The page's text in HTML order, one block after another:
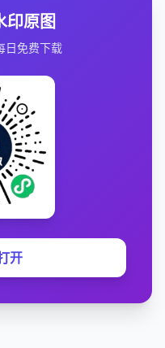
印原图
日免费下载
开